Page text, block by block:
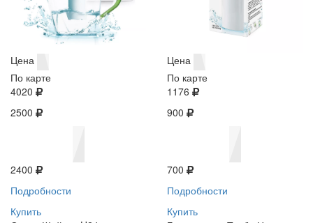
Цена
По карте
4020
2500
2400
Подробности
Купить
Цена
По карте
1176
900
700
Подробности
Купить